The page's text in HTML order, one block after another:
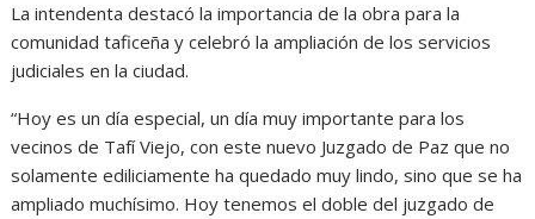
La intendenta destacó la importancia de la obra para la
comunidad taficeña y celebró la ampliación de los servicios
judiciales en la ciudad.
“Hoy es un día especial, un día muy importante para los
vecinos de Tafí Viejo, con este nuevo Juzgado de Paz que no
solamente ediliciamente ha quedado muy lindo, sino que se ha
ampliado muchísimo. Hoy tenemos el doble del juzgado de